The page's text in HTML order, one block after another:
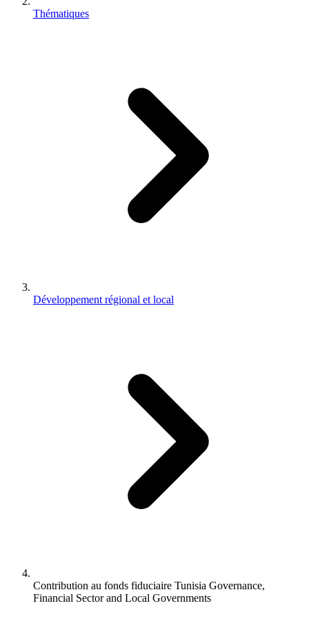
Thématiques
Développement régional et local
Contribution au fonds fiduciaire Tunisia Governance,
Financial Sector and Local Governments